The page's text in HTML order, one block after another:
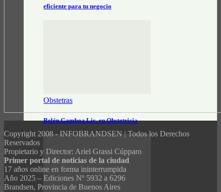
eficiente para tu negocio
Obstetras
Belén Gamboa Lic. en Obstetricia
Copyright 2008 - INFOBRANDSEN | Todos los Derechos
Reservados
Propietario y Director: Ariel Grassi Cúpparo
Primer portal de noticias de la ciudad
17 años online en forma ininterrumpida
Año 2025 – Ediciones Nº 5932 a 6296
Brandsen, Provincia de Buenos Aires